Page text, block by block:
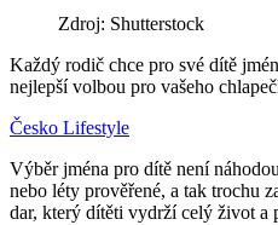
Zdroj: Shutterstock
Každý rodič chce pro své dítě
nejlepší volbou pro vašeho
Česko Lifestyle
Výběr jména pro dítě není
nebo léty prověřené, a tak trochu
dar, který dítěti vydrží celý život a